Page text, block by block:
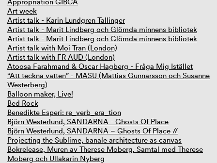
Art week
Artist talk - Karin Lundgren Tallinger
Artist talk - Marit Lindberg och Glömda minnens bibliotek
Artist talk - Marit Lindberg och Glömda minnens bibliotek
Artist talk with Moi Tran (London)
Artist talk with FR AUD (London)
Atoosa Farahmand & Oscar Hagberg - Fråga Mig Istället
“Att teckna vatten” - MASU (Mattias Gunnarsson och Susanne
Westerberg)
Balloon maker, Live!
Bed Rock
Benedikte Esperi: re_verb_era_tion
Björn Westerlund, SANDARNA - Ghosts Of Place
Björn Westerlund, SANDARNA – Ghosts Of Place //
Projecting the Sublime, banale architecture as canvas
Bokrelease, Muren av Therese Moberg. Samtal med Therese
Moberg och Ullakarin Nyberg